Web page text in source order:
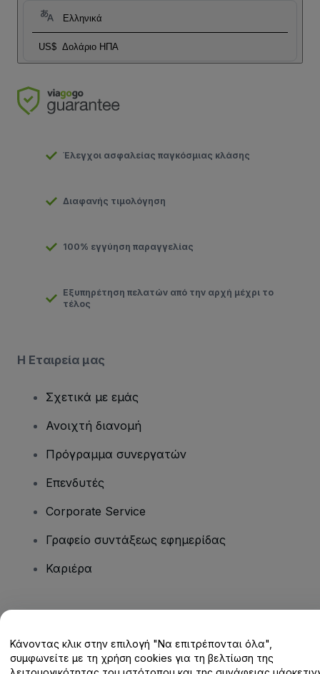
Ελληνικά
US$ Δολάριο ΗΠΑ
Έλεγχοι ασφαλείας παγκόσμιας κλάσης
Διαφανής τιμολόγηση
100% εγγύηση παραγγελίας
Εξυπηρέτηση πελατών από την αρχή μέχρι το
τέλος
Η Εταιρεία μας
Σχετικά με εμάς
Ανοιχτή διανομή
Πρόγραμμα συνεργατών
Επενδυτές
Corporate Service
Γραφείο συντάξεως εφημερίδας
Καριέρα
Κέντρο βοήθειας / Επικοινωνήστε μαζί μας
Κάνοντας κλικ στην επιλογή "Να επιτρέπονται όλα",
συμφωνείτε με τη χρήση cookies για τη βελτίωση της